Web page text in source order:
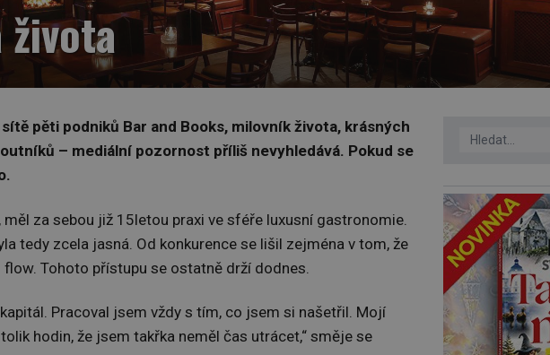
pěti podniků Bar and Books, milovník života, krásných
– mediální pozornost příliš nevyhledává. Pokud se
za sebou již 15letou praxi ve sféře luxusní gastronomie.
tedy zcela jasná. Od konkurence se lišil zejména v tom, že
Tohoto přístupu se ostatně drží dodnes.
Pracoval jsem vždy s tím, co jsem si našetřil. Mojí
hodin, že jsem takřka neměl čas utrácet,“ směje se